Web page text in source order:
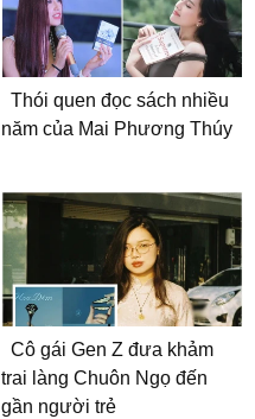
Thói quen đọc sách nhiều
năm của Mai Phương Thúy
Cô gái Gen Z đưa khảm
trai làng Chuôn Ngọ đến
gần người trẻ